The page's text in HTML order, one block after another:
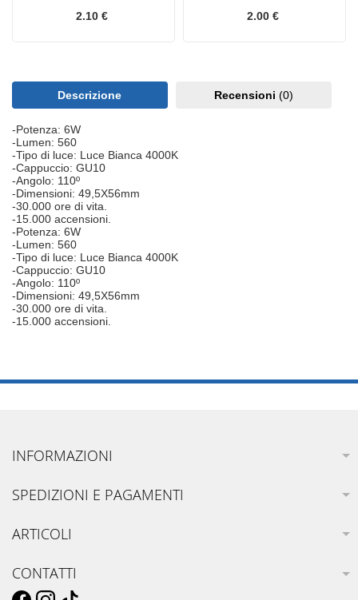
2.10 €
2.00 €
Descrizione Recensioni (0)
-Potenza: 6W
-Lumen: 560
-Tipo di luce: Luce Bianca 4000K
-Cappuccio: GU10
-Angolo: 110º
-Dimensioni: 49,5X56mm
-30.000 ore di vita.
-15.000 accensioni.
-Potenza: 6W
-Lumen: 560
-Tipo di luce: Luce Bianca 4000K
-Cappuccio: GU10
-Angolo: 110º
-Dimensioni: 49,5X56mm
-30.000 ore di vita.
-15.000 accensioni.
INFORMAZIONI
SPEDIZIONI E PAGAMENTI
ARTICOLI
CONTATTI